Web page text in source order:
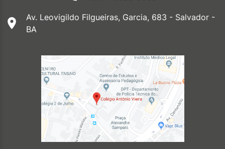
Av. Leovigildo Filgueiras, Garcia, 683 - Salvador -
BA